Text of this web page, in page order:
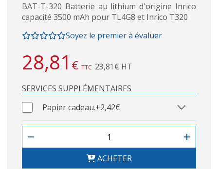
BAT-T-320 Batterie au lithium d'origine Inrico
capacité 3500 mAh pour TL4G8 et Inrico T320
Soyez le premier à évaluer
28,81 € TTC 23,81€ HT
SERVICES SUPPLÉMENTAIRES
Papier cadeau.+2,42€
ACHETER